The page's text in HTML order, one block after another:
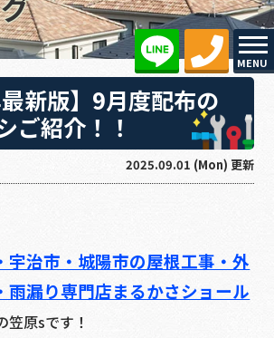
MENU
最新版】9月度配布の
ご紹介！！
2025.09.01 (Mon) 更新
宇治市・城陽市の屋根工事・外
雨漏り専門店まるかさショール
笠原sです！